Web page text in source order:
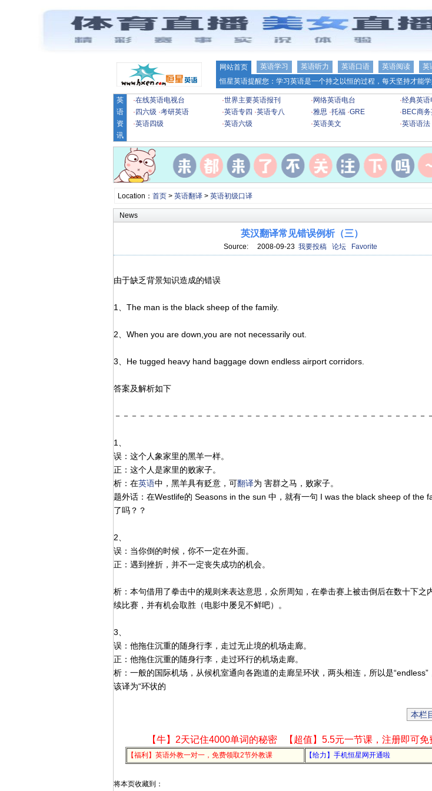
网站首页 英语学习 英语听力 英语口语 英语阅读 英
恒星英语提醒您：学习英语是一个持之以恒的过程，每天坚持才能
英
语
资
讯
·在线英语电视台 ·世界主要英语报刊 · 网络英语电台 ·经典英语
· 四六级 ·考研英语 ·英语专四 ·英语专八 ·雅思 ·托福 ·GRE · BEC商
·英语四级 ·英语六级 ·英语美文 ·英语语法
Location： 首页> 英语翻译> 英语初级口译
News
英汉翻译常见错误例析（三）
Source: 2008-09-23 我要投稿 论坛 Favorite
由于缺乏背景知识造成的错误
1、The man is the black sheep of the family.
2、When you are down,you are not necessarily out.
3、He tugged heavy hand baggage down endless airport corridors.
答案及解析如下
－－－－－－－－－－－－－－－－－－－－－－－－－－－－－－－－－－－－－－－
1、
误：这个人象家里的黑羊一样。
正：这个人是家里的败家子。
析：在英语中，黑羊具有贬意，可翻译为 害群之马，败家子。
题外话：在Westlife的 Seasons in the sun 中，就有一句 I was the black sheep of the
了吗？？
2、
误：当你倒的时候，你不一定在外面。
正：遇到挫折，并不一定丧失成功的机会。
析：本句借用了拳击中的规则来表达意思，众所周知，在拳击赛上被击倒后在数十下之
续比赛，并有机会取胜（电影中屡见不鲜吧）。
3、
误：他拖住沉重的随身行李，走过无止境的机场走廊。
正：他拖住沉重的随身行李，走过环行的机场走廊。
析：一般的国际机场，从候机室通向各跑道的走廊呈环状，两头相连，所以是“endless”
该译为“环状的
本栏
【牛】2天记住4000单词的秘密 【超值】5.5元一节课，注册即可免
【福利】英语外教一对一，免费领取2节外教课 【给力】手机恒星网开通啦
将本页收藏到：